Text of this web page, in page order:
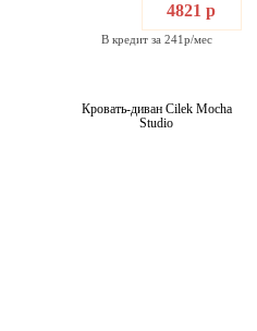
4821 р
В кредит за 241р/мес
Кровать-диван Cilek Mocha
Studio